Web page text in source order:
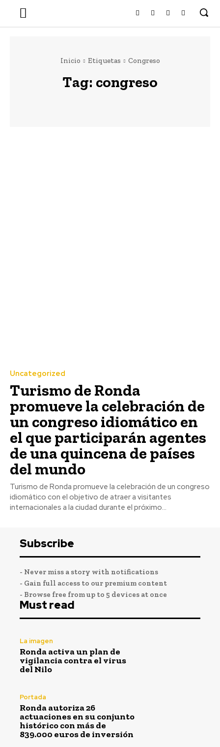
Inicio Etiquetas Congreso
Tag: congreso
Uncategorized
Turismo de Ronda
promueve la celebración de
un congreso idiomático en
el que participarán agentes
de una quincena de países
del mundo
Turismo de Ronda promueve la celebración de un congreso
idiomático con el objetivo de atraer a visitantes
internacionales a la ciudad durante el próximo...
Subscribe
- Never miss a story with notifications
- Gain full access to our premium content
- Browse free from up to 5 devices at once
Must read
La imagen
Ronda activa un plan de
vigilancia contra el virus
del Nilo
Portada
Ronda autoriza 26
actuaciones en su conjunto
histórico con más de
839.000 euros de inversión